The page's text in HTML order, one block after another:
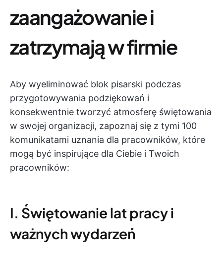
zaangażowanie i
zatrzymają w firmie
Aby wyeliminować blok pisarski podczas
przygotowywania podziękowań i
konsekwentnie tworzyć atmosferę świętowania
w swojej organizacji, zapoznaj się z tymi 100
komunikatami uznania dla pracowników, które
mogą być inspirujące dla Ciebie i Twoich
pracowników:
I. Świętowanie lat pracy i
ważnych wydarzeń